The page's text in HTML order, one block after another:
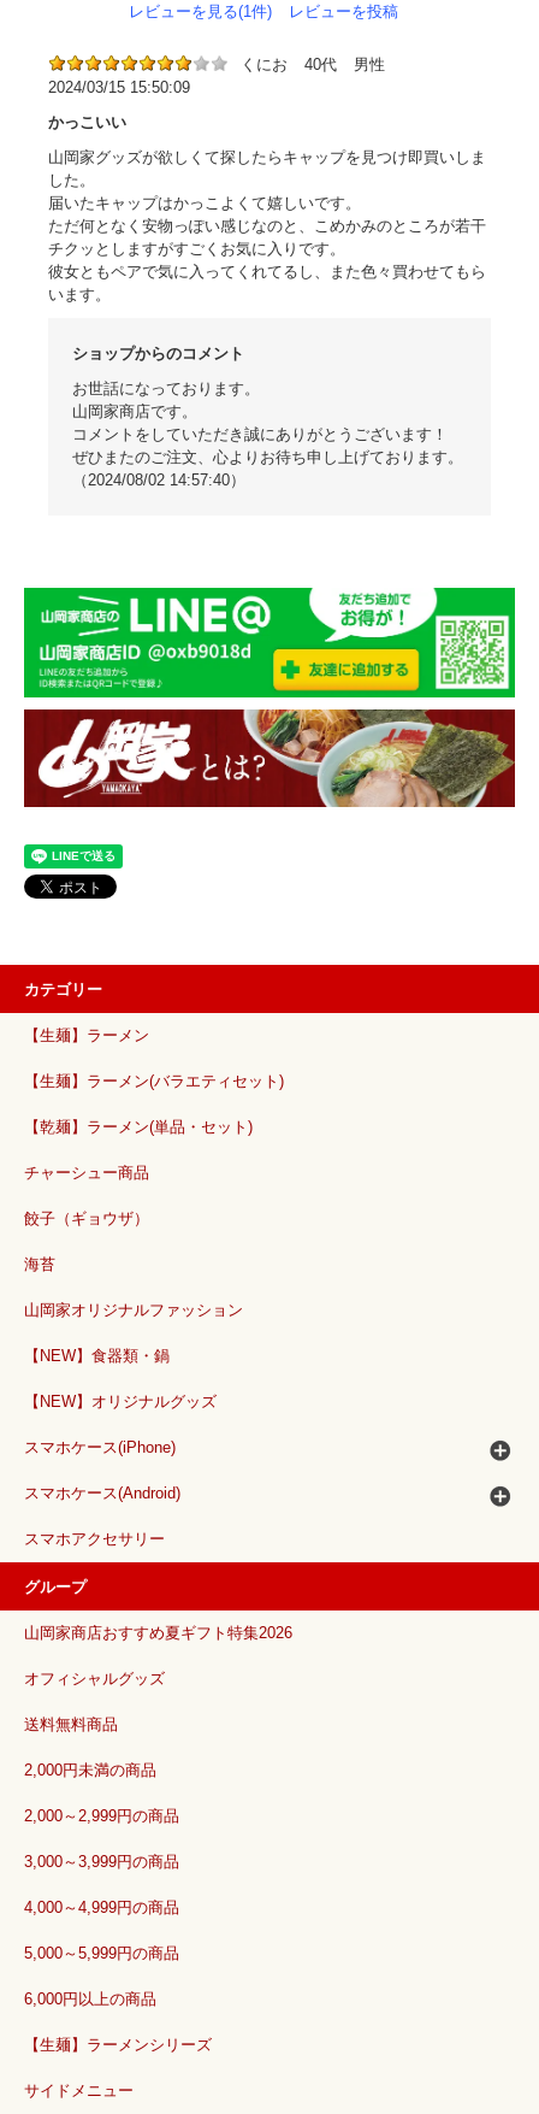
レビューを見る(1件) レビューを投稿
くにお 40代
男性
2024/03/15 15:50:09
かっこいい
山岡家グッズが欲しくて探したらキャップを見つけ即買いしま
した。
届いたキャップはかっこよくて嬉しいです。
ただ何となく安物っぽい感じなのと、こめかみのところが若干
チクッとしますがすごくお気に入りです。
彼女ともペアで気に入ってくれてるし、また色々買わせてもら
います。
ショップからのコメント
お世話になっております。
山岡家商店です。
コメントをしていただき誠にありがとうございます！
ぜひまたのご注文、心よりお待ち申し上げております。
（2024/08/02 14:57:40）
カテゴリー
【生麺】ラーメン
【生麺】ラーメン(バラエティセット)
【乾麺】ラーメン(単品・セット)
チャーシュー商品
餃子（ギョウザ）
海苔
山岡家オリジナルファッション
【NEW】食器類・鍋
【NEW】オリジナルグッズ
スマホケース(iPhone)
スマホケース(Android)
スマホアクセサリー
グループ
山岡家商店おすすめ夏ギフト特集2026
オフィシャルグッズ
送料無料商品
2,000円未満の商品
2,000～2,999円の商品
3,000～3,999円の商品
4,000～4,999円の商品
5,000～5,999円の商品
6,000円以上の商品
【生麺】ラーメンシリーズ
サイドメニュー